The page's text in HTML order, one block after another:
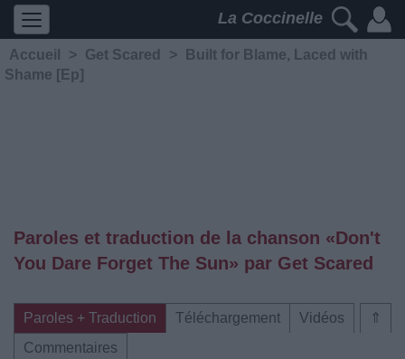
La Coccinelle
Accueil > Get Scared >
Built for Blame, Laced with
Shame [Ep]
Paroles et traduction de la chanson «Don't
You Dare Forget The Sun» par Get Scared
⇑
Paroles + Traduction Téléchargement
Vidéos
Commentaires